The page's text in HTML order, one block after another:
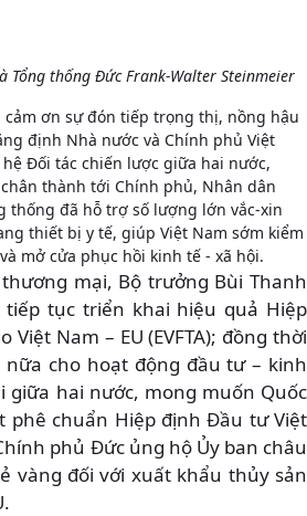
Tổng thống Đức Frank-Walter Steinmeier
cảm ơn sự đón tiếp trọng thị, nồng hậu
định Nhà nước và Chính phủ Việt
Đối tác chiến lược giữa hai nước,
thành tới Chính phủ, Nhân dân
thống đã hỗ trợ số lượng lớn vắc-xin
thiết bị y tế, giúp Việt Nam sớm kiểm
mở cửa phục hồi kinh tế - xã hội.
mại, Bộ trưởng Bùi Thanh
tục triển khai hiệu quả Hiệp
Nam – EU (EVFTA); đồng thời
cho hoạt động đầu tư – kinh
giữa hai nước, mong muốn Quốc
phê chuẩn Hiệp định Đầu tư Việt
phủ Đức ủng hộ Ủy ban châu
vàng đối với xuất khẩu thủy sản